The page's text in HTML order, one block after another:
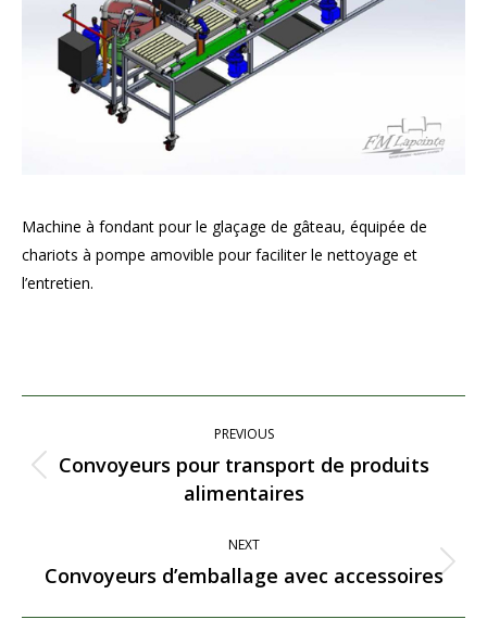
Machine à fondant pour le glaçage de gâteau, équipée de
chariots à pompe amovible pour faciliter le nettoyage et
l’entretien.
navigation
PREVIOUS
Previous
project:
Convoyeurs pour transport de produits
alimentaires
NEXT
Next
Convoyeurs d’emballage avec accessoires